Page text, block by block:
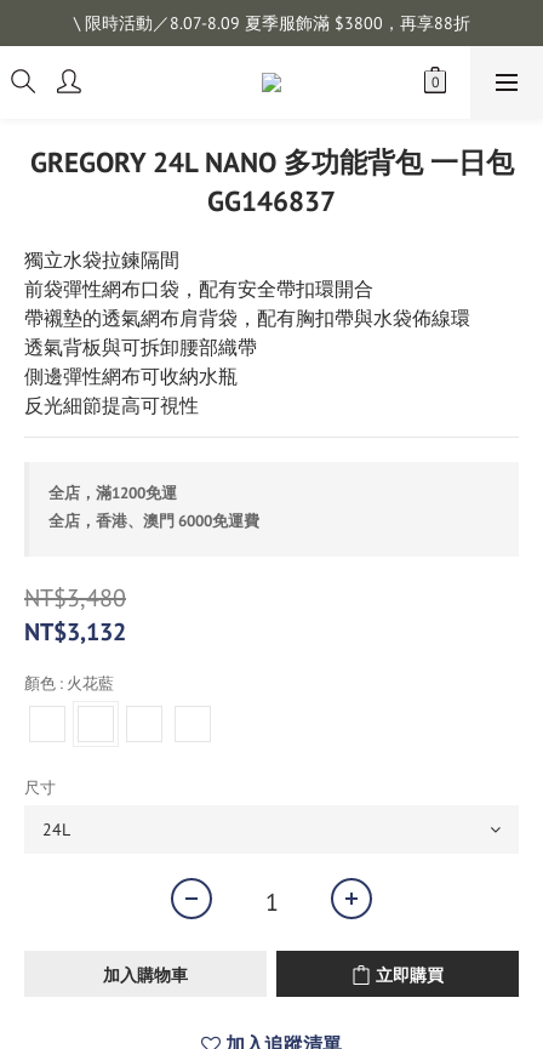
註冊會員拿購物金 $100，滿$1200免運
\ 限時活動／8.07-8.09 夏季服飾滿 $3800，再享88折
註冊會員拿購物金 $100，滿$1200免運
GREGORY 24L NANO 多功能背包 一日包
GG146837
獨立水袋拉鍊隔間
前袋彈性網布口袋，配有安全帶扣環開合
帶襯墊的透氣網布肩背袋，配有胸扣帶與水袋佈線環
透氣背板與可拆卸腰部織帶
側邊彈性網布可收納水瓶
反光細節提高可視性
全店，滿1200免運
全店，香港、澳門 6000免運費
NT$3,480
NT$3,132
顏色 : 火花藍
尺寸
加入購物車 立即購買
加入追蹤清單